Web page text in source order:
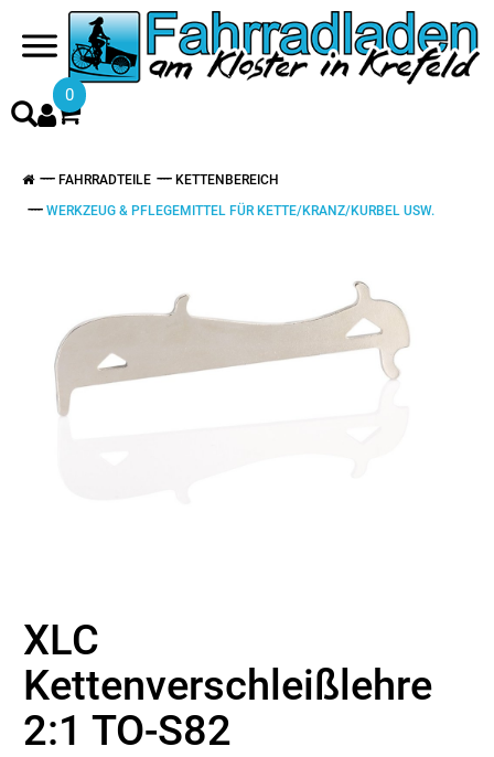
0
FAHRRADTEILE
KETTENBEREICH
WERKZEUG & PFLEGEMITTEL FÜR KETTE/KRANZ/KURBEL USW.
XLC
Kettenverschleißlehre
2:1 TO-S82